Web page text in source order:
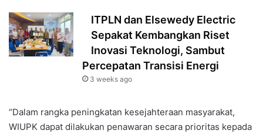
ITPLN dan Elsewedy Electric
Sepakat Kembangkan Riset
Inovasi Teknologi, Sambut
Percepatan Transisi Energi
3 weeks ago
“Dalam rangka peningkatan kesejahteraan masyarakat,
WIUPK dapat dilakukan penawaran secara prioritas kepada